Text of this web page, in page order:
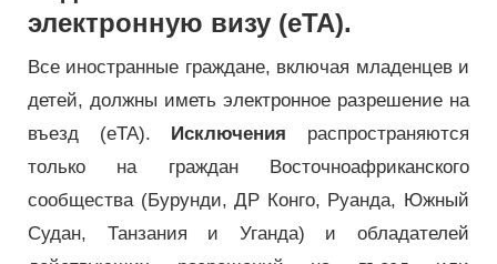
электронную визу (eTA).
Все иностранные граждане, включая младенцев и
детей, должны иметь электронное разрешение на
въезд (eTA). Исключения распространяются
только на граждан Восточноафриканского
сообщества (Бурунди, ДР Конго, Руанда, Южный
Судан, Танзания и Уганда) и обладателей